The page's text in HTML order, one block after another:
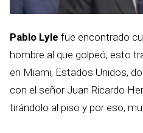
Pablo Lyle fue encontrado
hombre al que golpeó, esto
en Miami, Estados Unidos,
con el señor Juan Ricardo
tirándolo al piso y por eso,